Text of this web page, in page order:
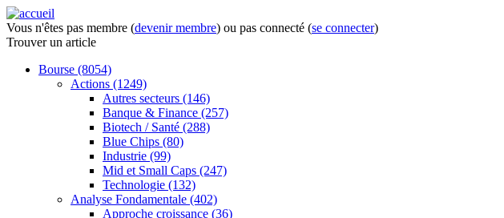
Vous n'êtes pas membre (devenir membre) ou pas connecté (se connecter)
Trouverun article
Bourse (8054)
Actions (1249)
Autres secteurs (146)
Banque & Finance (257)
Biotech / Santé (288)
Blue Chips (80)
Industrie (99)
Mid et Small Caps (247)
Technologie (132)
Analyse Fondamentale (402)
Approche croissance (36)